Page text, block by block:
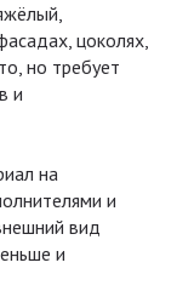
цоколях,
но требует
и
на
и
вид
и